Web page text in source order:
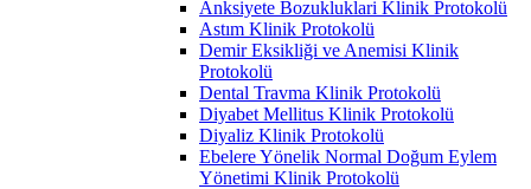
Anksiyete Bozukluklari Klinik Protokolü
Astım Klinik Protokolü
Demir Eksikliği ve Anemisi Klinik
Protokolü
Dental Travma Klinik Protokolü
Diyabet Mellitus Klinik Protokolü
Diyaliz Klinik Protokolü
Ebelere Yönelik Normal Doğum Eylem
Yönetimi Klinik Protokolü